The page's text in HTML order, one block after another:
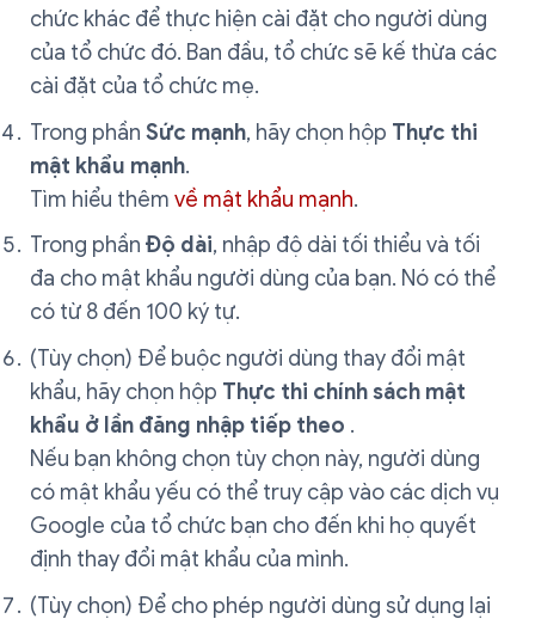
chức khác để thực hiện cài đặt cho người dùng
của tổ chức đó. Ban đầu, tổ chức sẽ kế thừa các
cài đặt của tổ chức mẹ.
Trong phần Sức mạnh, hãy chọn hộp Thực thi
mật khẩu mạnh.
Tìm hiểu thêm về mật khẩu mạnh.
Trong phần Độ dài, nhập độ dài tối thiểu và tối
đa cho mật khẩu người dùng của bạn. Nó có thể
có từ 8 đến 100 ký tự.
(Tùy chọn) Để buộc người dùng thay đổi mật
khẩu, hãy chọn hộp Thực thi chính sách mật
khẩu ở lần đăng nhập tiếp theo .
Nếu bạn không chọn tùy chọn này, người dùng
có mật khẩu yếu có thể truy cập vào các dịch vụ
Google của tổ chức bạn cho đến khi họ quyết
định thay đổi mật khẩu của mình.
(Tùy chọn) Để cho phép người dùng sử dụng lại